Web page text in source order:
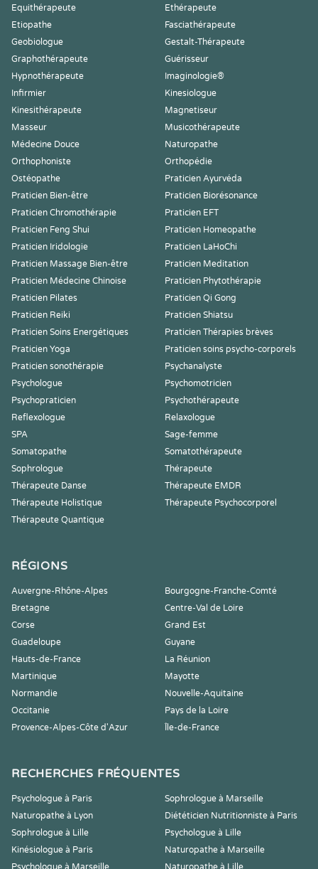
Equithérapeute
Ethérapeute
Etiopathe
Fasciathérapeute
Geobiologue
Gestalt-Thérapeute
Graphothérapeute
Guérisseur
Hypnothérapeute
Imaginologie®
Infirmier
Kinesiologue
Kinesithérapeute
Magnetiseur
Masseur
Musicothérapeute
Médecine Douce
Naturopathe
Orthophoniste
Orthopédie
Ostéopathe
Praticien Ayurvéda
Praticien Bien-être
Praticien Biorésonance
Praticien Chromothérapie
Praticien EFT
Praticien Feng Shui
Praticien Homeopathe
Praticien Iridologie
Praticien LaHoChi
Praticien Massage Bien-être
Praticien Meditation
Praticien Médecine Chinoise
Praticien Phytothérapie
Praticien Pilates
Praticien Qi Gong
Praticien Reiki
Praticien Shiatsu
Praticien Soins Energétiques
Praticien Thérapies brèves
Praticien Yoga
Praticien soins psycho-corporels
Praticien sonothérapie
Psychanalyste
Psychologue
Psychomotricien
Psychopraticien
Psychothérapeute
Reflexologue
Relaxologue
SPA
Sage-femme
Somatopathe
Somatothérapeute
Sophrologue
Thérapeute
Thérapeute Danse
Thérapeute EMDR
Thérapeute Holistique
Thérapeute Psychocorporel
Thérapeute Quantique
RÉGIONS
Auvergne-Rhône-Alpes
Bourgogne-Franche-Comté
Bretagne
Centre-Val de Loire
Corse
Grand Est
Guadeloupe
Guyane
Hauts-de-France
La Réunion
Martinique
Mayotte
Normandie
Nouvelle-Aquitaine
Occitanie
Pays de la Loire
Provence-Alpes-Côte d'Azur
Île-de-France
RECHERCHES FRÉQUENTES
Psychologue à Paris
Sophrologue à Marseille
Naturopathe à Lyon
Diététicien Nutritionniste à Paris
Sophrologue à Lille
Psychologue à Lille
Kinésiologue à Paris
Naturopathe à Marseille
Psychologue à Marseille
Naturopathe à Lille